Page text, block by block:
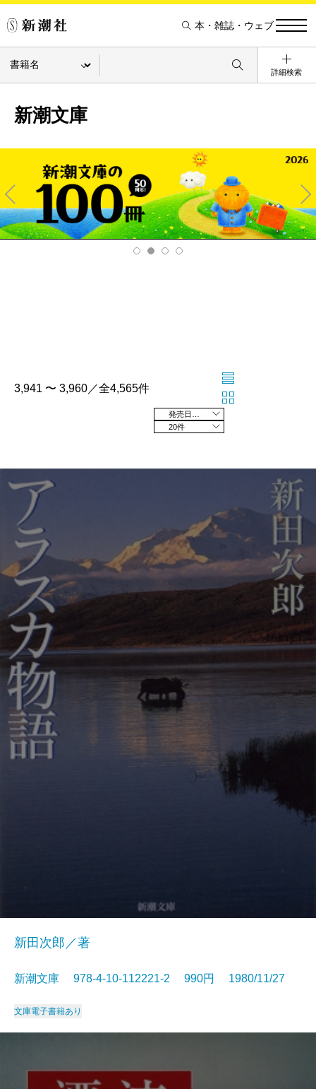
本・雑誌・ウェブ
詳細検索
新潮文庫
Pre
v
Ne
xt
3,941 〜 3,960／全4,565件
20件
新田次郎／著
新潮文庫 978-4-10-112221-2 990円 1980/11/27
文庫電子書籍あり